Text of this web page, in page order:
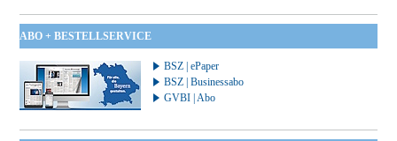
ABO + BESTELLSERVICE
BSZ | ePaper
BSZ | Businessabo
GVBI | Abo